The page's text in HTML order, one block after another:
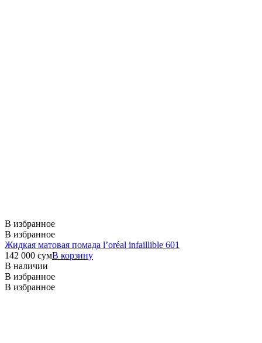
В избранное
В избранное
Жидкая матовая помада l’oréal infaillible 601
142 000 сумВ корзину
В наличии
В избранное
В избранное